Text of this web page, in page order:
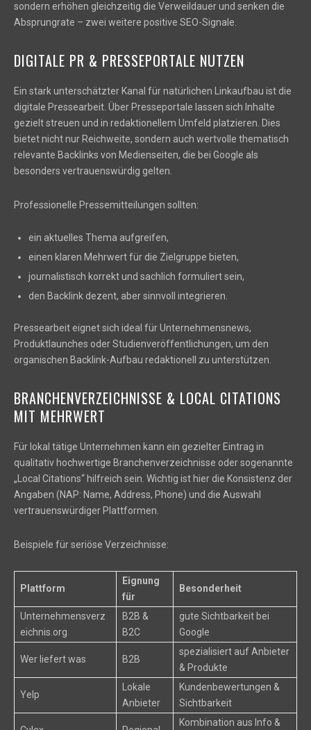
sondern erhöhen gleichzeitig die Verweildauer und senken die
Absprungrate – zwei weitere positive SEO-Signale.
DIGITALE PR & PRESSEPORTALE NUTZEN
Ein stark unterschätzter Kanal für natürlichen Linkaufbau ist die
digitale Pressearbeit. Über Presseportale lassen sich Inhalte
gezielt streuen und in redaktionellem Umfeld platzieren. Dies
bietet nicht nur Reichweite, sondern auch wertvolle thematisch
relevante Backlinks von Medienseiten, die bei Google als
besonders vertrauenswürdig gelten.
Professionelle Pressemitteilungen sollten:
ein aktuelles Thema aufgreifen,
einen klaren Mehrwert für die Zielgruppe bieten,
journalistisch korrekt und sachlich formuliert sein,
den Backlink dezent, aber sinnvoll integrieren.
Pressearbeit eignet sich ideal für Unternehmensnews,
Produktlaunches oder Studienveröffentlichungen, um den
organischen Backlink-Aufbau redaktionell zu unterstützen.
BRANCHENVERZEICHNISSE & LOCAL CITATIONS
MIT MEHRWERT
Für lokal tätige Unternehmen kann ein gezielter Eintrag in
qualitativ hochwertige Branchenverzeichnisse oder sogenannte
„Local Citations“ hilfreich sein. Wichtig ist hier die Konsistenz der
Angaben (NAP: Name, Address, Phone) und die Auswahl
vertrauenswürdiger Plattformen.
Beispiele für seriöse Verzeichnisse:
Plattform
Eignung
für
Besonderheit
Unternehmensverz
eichnis.org
B2B &
B2C
gute Sichtbarkeit bei
Google
Wer liefert was B2B
spezialisiert auf Anbieter
& Produkte
Yelp
Lokale
Anbieter
Kundenbewertungen &
Sichtbarkeit
Kombination aus Info &